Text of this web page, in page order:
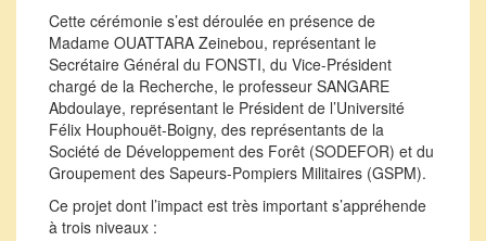
Cette cérémonie s’est déroulée en présence de
Madame OUATTARA Zeinebou, représentant le
Secrétaire Général du FONSTI, du Vice-Président
chargé de la Recherche, le professeur SANGARE
Abdoulaye, représentant le Président de l’Université
Félix Houphouët-Boigny, des représentants de la
Société de Développement des Forêt (SODEFOR) et du
Groupement des Sapeurs-Pompiers Militaires (GSPM).
Ce projet dont l’impact est très important s’appréhende
à trois niveaux :